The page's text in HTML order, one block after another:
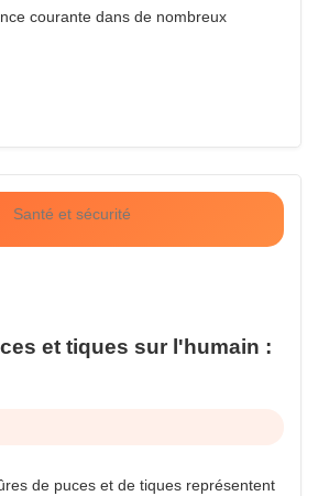
courante dans de nombreux
Santé et sécurité
et tiques sur l'humain :
de puces et de tiques représentent